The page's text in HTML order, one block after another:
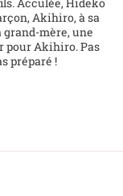
Akihiro, à sa
mère, une
pour Akihiro. Pas
préparé !